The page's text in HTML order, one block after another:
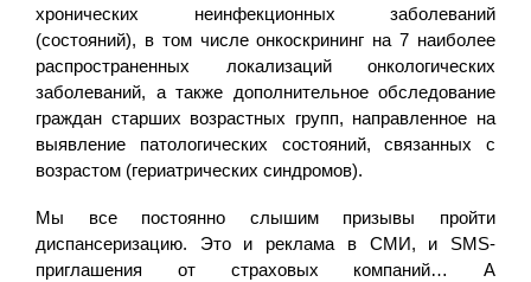
хронических неинфекционных заболеваний
(состояний), в том числе онкоскрининг на 7 наиболее
распространенных локализаций онкологических
заболеваний, а также дополнительное обследование
граждан старших возрастных групп, направленное на
выявление патологических состояний, связанных с
возрастом (гериатрических синдромов).
Мы все постоянно слышим призывы пройти
диспансеризацию. Это и реклама в СМИ, и SMS-
приглашения от страховых компаний… А